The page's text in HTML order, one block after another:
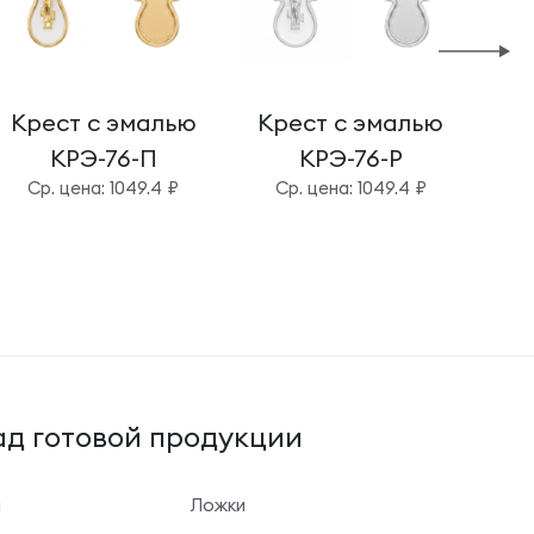
Крест с эмалью
КРЭ-76-П
Cр. цена: 1049.4 ₽
Крест с эмалью
КРЭ-76-Р
Cр. цена: 1049.4 ₽
готовой продукции
Ложки